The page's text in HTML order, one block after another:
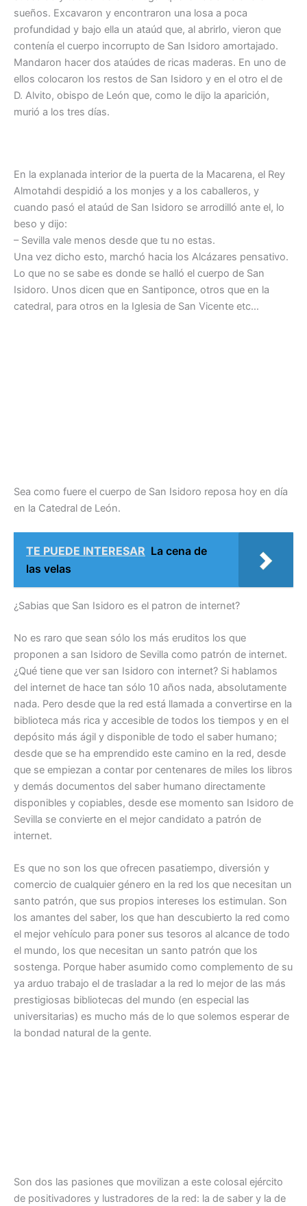
sueños. Excavaron y encontraron una losa a poca
profundidad y bajo ella un ataúd que, al abrirlo, vieron que
contenía el cuerpo incorrupto de San Isidoro amortajado.
Mandaron hacer dos ataúdes de ricas maderas. En uno de
ellos colocaron los restos de San Isidoro y en el otro el de
D. Alvito, obispo de León que, como le dijo la aparición,
murió a los tres días.
En la explanada interior de la puerta de la Macarena, el Rey
Almotahdi despidió a los monjes y a los caballeros, y
cuando pasó el ataúd de San Isidoro se arrodilló ante el, lo
beso y dijo:
– Sevilla vale menos desde que tu no estas.
Una vez dicho esto, marchó hacia los Alcázares pensativo.
Lo que no se sabe es donde se halló el cuerpo de San
Isidoro. Unos dicen que en Santiponce, otros que en la
catedral, para otros en la Iglesia de San Vicente etc…
Sea como fuere el cuerpo de San Isidoro reposa hoy en día
en la Catedral de León.
TE PUEDE INTERESAR La cena de
las velas
¿Sabias que San Isidoro es el patron de internet?
No es raro que sean sólo los más eruditos los que
proponen a san Isidoro de Sevilla como patrón de internet.
¿Qué tiene que ver san Isidoro con internet? Si hablamos
del internet de hace tan sólo 10 años nada, absolutamente
nada. Pero desde que la red está llamada a convertirse en la
biblioteca más rica y accesible de todos los tiempos y en el
depósito más ágil y disponible de todo el saber humano;
desde que se ha emprendido este camino en la red, desde
que se empiezan a contar por centenares de miles los libros
y demás documentos del saber humano directamente
disponibles y copiables, desde ese momento san Isidoro de
Sevilla se convierte en el mejor candidato a patrón de
internet.
Es que no son los que ofrecen pasatiempo, diversión y
comercio de cualquier género en la red los que necesitan un
santo patrón, que sus propios intereses los estimulan. Son
los amantes del saber, los que han descubierto la red como
el mejor vehículo para poner sus tesoros al alcance de todo
el mundo, los que necesitan un santo patrón que los
sostenga. Porque haber asumido como complemento de su
ya arduo trabajo el de trasladar a la red lo mejor de las más
prestigiosas bibliotecas del mundo (en especial las
universitarias) es mucho más de lo que solemos esperar de
la bondad natural de la gente.
Son dos las pasiones que movilizan a este colosal ejército
de positivadores y lustradores de la red: la de saber y la de